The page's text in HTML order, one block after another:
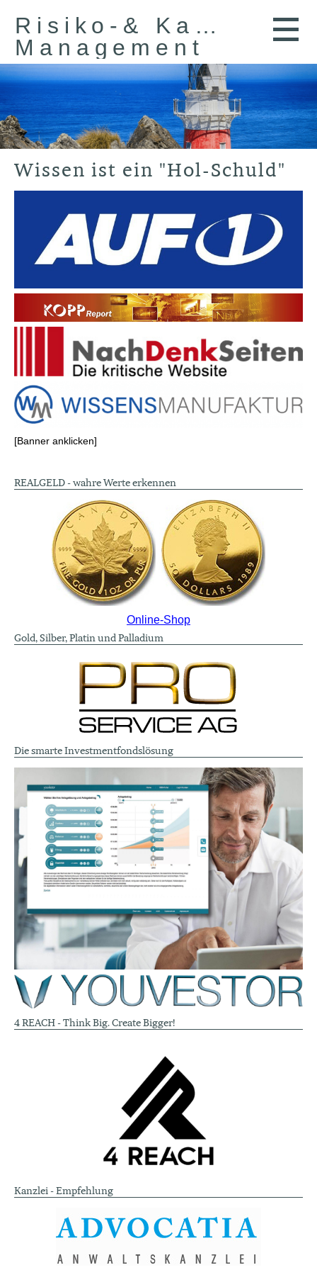
Risiko-& Kapital-
Management
Wissen ist ein "Hol-Schuld"
[Banner anklicken]
REALGELD - wahre Werte erkennen
Online-Shop
Gold, Silber, Platin und Palladium
Die smarte Investmentfondslösung
4 REACH - Think Big. Create Bigger!
Kanzlei - Empfehlung